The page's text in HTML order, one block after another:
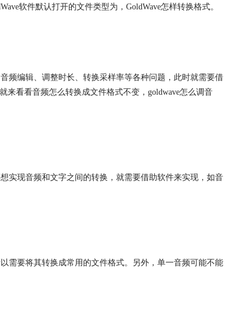
软件默认打开的文件类型为，GoldWave怎样转换格式。
频编辑、调整时长、转换采样率等各种问题，此时就需要借
来看看音频怎么转换成文件格式不变，goldwave怎么调音
实现音频和文字之间的转换，就需要借助软件来实现，如音
需要将其转换成常用的文件格式。另外，单一音频可能不能